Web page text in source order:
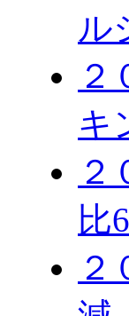
ル
２
キ
比